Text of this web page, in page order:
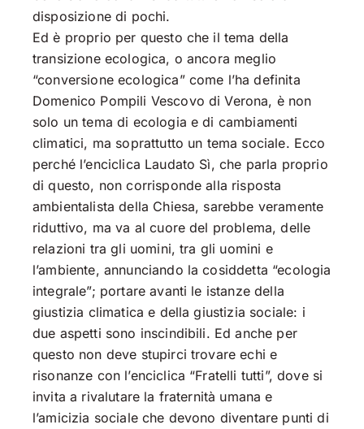
disposizione di pochi.
Ed è proprio per questo che il tema della
transizione ecologica, o ancora meglio
“conversione ecologica” come l’ha definita
Domenico Pompili Vescovo di Verona, è non
solo un tema di ecologia e di cambiamenti
climatici, ma soprattutto un tema sociale. Ecco
perché l’enciclica Laudato Sì, che parla proprio
di questo, non corrisponde alla risposta
ambientalista della Chiesa, sarebbe veramente
riduttivo, ma va al cuore del problema, delle
relazioni tra gli uomini, tra gli uomini e
l’ambiente, annunciando la cosiddetta “ecologia
integrale”; portare avanti le istanze della
giustizia climatica e della giustizia sociale: i
due aspetti sono inscindibili. Ed anche per
questo non deve stupirci trovare echi e
risonanze con l’enciclica “Fratelli tutti”, dove si
invita a rivalutare la fraternità umana e
l’amicizia sociale che devono diventare punti di